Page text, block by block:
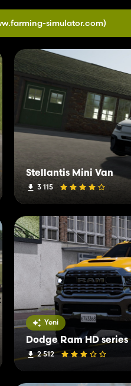
simulator.com)
Stellantis Mini Van
3 115
Yeni
Dodge Ram HD series
2 512